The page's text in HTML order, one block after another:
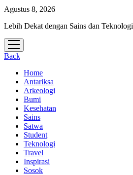
Agustus 8, 2026
Lebih Dekat dengan Sains dan Teknologi
open
menu
Back
Home
Antariksa
Arkeologi
Bumi
Kesehatan
Sains
Satwa
Student
Teknologi
Travel
Inspirasi
Sosok